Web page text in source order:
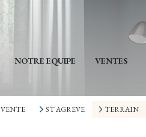
NOTRE EQUIPE VENTES
VENTE ST AGREVE TERRAIN